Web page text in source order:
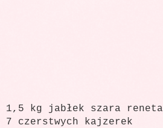
1,5 kg jabłek szara reneta
7 czerstwych kajzerek